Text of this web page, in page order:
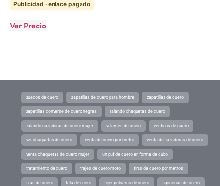
Publicidad · enlace pagado
Ver Precio
zuecos de cuero zapatillas de cuero para hombre zapatillas de cuero
zapatillas converse de cuero negras zalando chaquetas de cuero
zalando cazadoras de cuero mujer volantes de cuero vestidos de cuero
ver chaquetas de cuero venta de cuero por metro venta de cazadoras de cuero
venta chaquetas de cuero mujer un puf de cuero en forma de cubo
tratamiento de cuero trajes de cuero moto tiras de cuero por metros
tiras de cuero tela de cuero tejer pulseras de cuero tapicerias de cuero